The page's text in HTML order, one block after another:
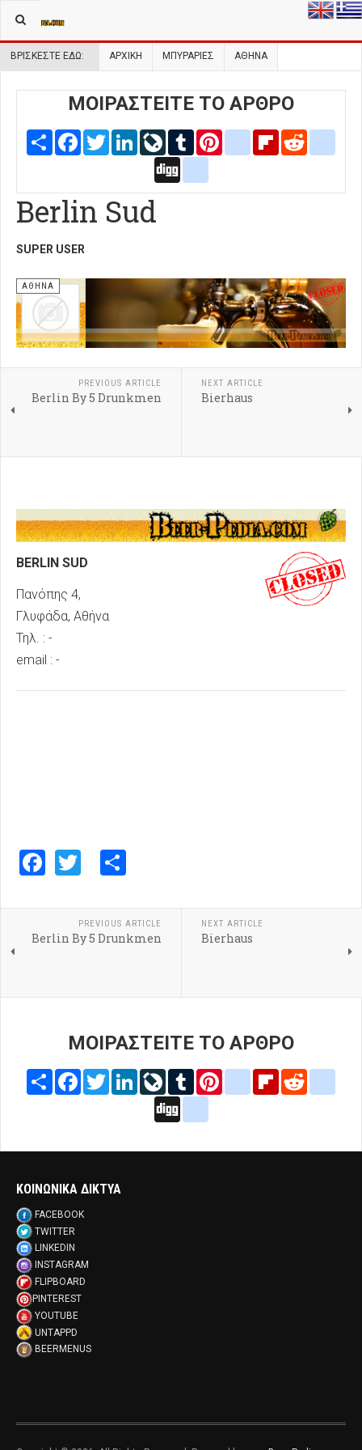
ΒΡΊΣΚΕΣΤΕ ΕΔΏ: ΑΡΧΙΚΉ ΜΠΥΡΑΡΙΕΣ ΑΘΗΝΑ
ΜΟΙΡΑΣΤΕΙΤΕ ΤΟ ΑΡΘΡΟ
Share FacebookTwitterLinkedInLiveJournal
Tumblr Pinterestblogger_post
Flipboard
Berlin Sud
SUPER USER
ΑΘΉΝΑ
PREVIOUS ARTICLE
Berlin By 5 Drunkmen
NEXT ARTICLE
Bierhaus
BERLIN SUD
Πανόπης 4,
Γλυφάδα, Αθήνα
Τηλ. : -
email : -
Facebook
Twitter
PREVIOUS ARTICLE
Berlin By 5 Drunkmen
NEXT ARTICLE
Bierhaus
ΜΟΙΡΑΣΤΕΙΤΕ ΤΟ ΑΡΘΡΟ
Share FacebookTwitterLinkedInLiveJournal
Tumblr Pinterestblogger_post
Flipboard
ΚΟΙΝΩΝΙΚΑ ΔΙΚΤΥΑ
FACEBOOK
TWITTER
LINKEDIN
INSTAGRAM
FLIPBOARD
PINTEREST
YOUTUBE
UNTAPPD
BEERMENUS